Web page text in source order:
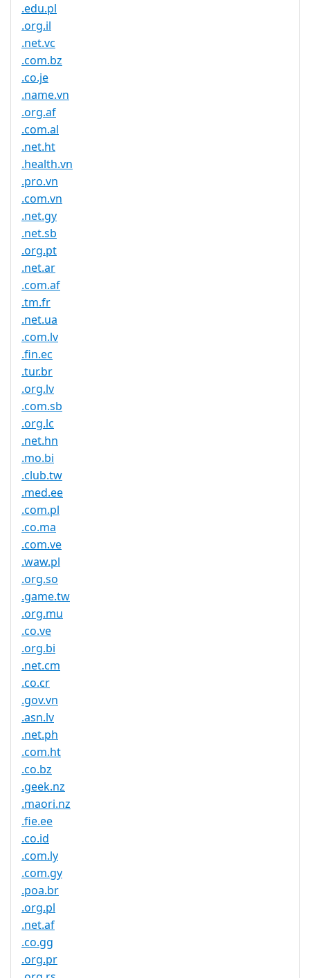
.edu.pl
.org.il
.net.vc
.com.bz
.co.je
.name.vn
.org.af
.com.al
.net.ht
.health.vn
.pro.vn
.com.vn
.net.gy
.net.sb
.org.pt
.net.ar
.com.af
.tm.fr
.net.ua
.com.lv
.fin.ec
.tur.br
.org.lv
.com.sb
.org.lc
.net.hn
.mo.bi
.club.tw
.med.ee
.com.pl
.co.ma
.com.ve
.waw.pl
.org.so
.game.tw
.org.mu
.co.ve
.org.bi
.net.cm
.co.cr
.gov.vn
.asn.lv
.net.ph
.com.ht
.co.bz
.geek.nz
.maori.nz
.fie.ee
.co.id
.com.ly
.com.gy
.poa.br
.org.pl
.net.af
.co.gg
.org.pr